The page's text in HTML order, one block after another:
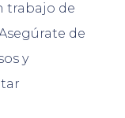
trabajo de
de
y